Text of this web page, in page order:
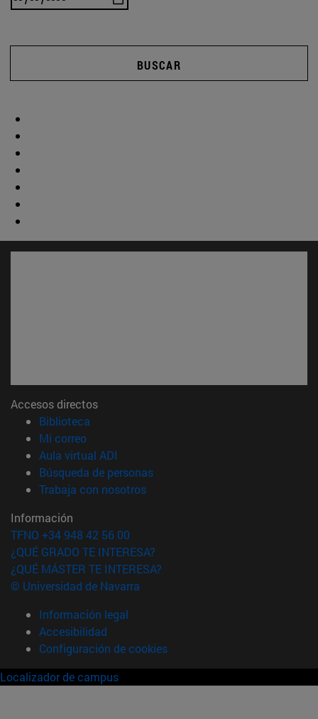
BUSCAR
Accesos directos
Biblioteca
Mi correo(abre en nueva ventana)
Aula virtual ADI
Búsqueda de personas(abre en nueva ventana)
Trabaja con nosotros(abre en nueva ventana)
Información
TFNO +34 948 42 56 00
¿QUÉ GRADO TE INTERESA?
¿QUÉ MÁSTER TE INTERESA?
© Universidad de Navarra
Información legal
Accesibilidad
Configuración de cookies
Localizador de campus